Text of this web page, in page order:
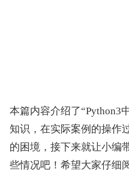
本篇内容介绍了“Python3
知识，在实际案例的操作
的困境，接下来就让小编
些情况吧！希望大家仔细